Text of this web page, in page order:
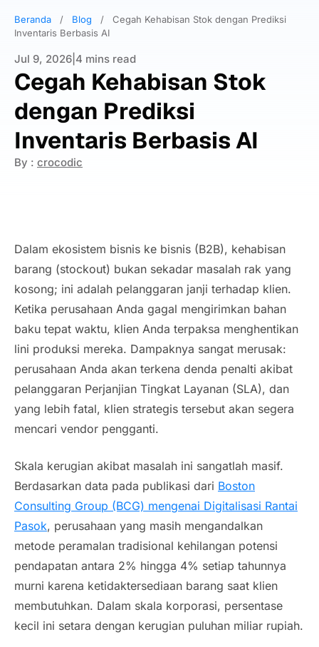
Beranda / Blog /
Cegah Kehabisan Stok dengan Prediksi
Inventaris Berbasis AI
Jul 9, 2026 4 mins read
Cegah Kehabisan Stok
dengan Prediksi
Inventaris Berbasis AI
By : crocodic
Dalam ekosistem bisnis ke bisnis (B2B), kehabisan
barang (stockout) bukan sekadar masalah rak yang
kosong; ini adalah pelanggaran janji terhadap klien.
Ketika perusahaan Anda gagal mengirimkan bahan
baku tepat waktu, klien Anda terpaksa menghentikan
lini produksi mereka. Dampaknya sangat merusak:
perusahaan Anda akan terkena denda penalti akibat
pelanggaran Perjanjian Tingkat Layanan (SLA), dan
yang lebih fatal, klien strategis tersebut akan segera
mencari vendor pengganti.
Skala kerugian akibat masalah ini sangatlah masif.
Berdasarkan data pada publikasi dari Boston
Consulting Group (BCG) mengenai Digitalisasi Rantai
Pasok, perusahaan yang masih mengandalkan
metode peramalan tradisional kehilangan potensi
pendapatan antara 2% hingga 4% setiap tahunnya
murni karena ketidaktersediaan barang saat klien
membutuhkan. Dalam skala korporasi, persentase
kecil ini setara dengan kerugian puluhan miliar rupiah.